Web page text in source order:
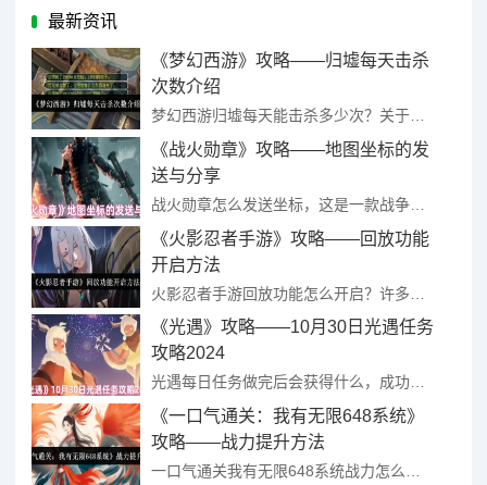
最新资讯
《梦幻西游》攻略——归墟每天击杀
次数介绍
《战火勋章》攻略——地图坐标的发
送与分享
《火影忍者手游》攻略——回放功能
开启方法
《光遇》攻略——10月30日光遇任务
攻略2024
光遇每日任务做完后会获得什么，成功完成光遇任务后可以获得蜡烛奖励，蜡烛可以用于兑换游戏中的道具或者动作，该款游戏每日都会更新日常任务点，每天的任务位置都不一样，今天小编就给大家带来10月30日的光遇任 ...
《一口气通关：我有无限648系统》
攻略——战力提升方法
一口气通关我有无限648系统战力怎么提升？如果大家想体验更多游戏玩法的话，可以选择提升角色的战斗力，大家可以通过提升角色等级、搭配各种装备、通关副本、消耗材料培养四种方法提升角色的战斗力。下面小编给大 ...